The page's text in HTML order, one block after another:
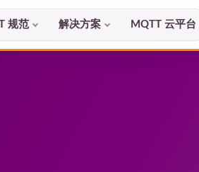
规范 解决方案 MQTT 云平台